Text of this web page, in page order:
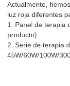
Actualmente,
luz roja diferentes
1. Panel de terapia
producto)
2. Serie de terapia
45W/60W/100W/